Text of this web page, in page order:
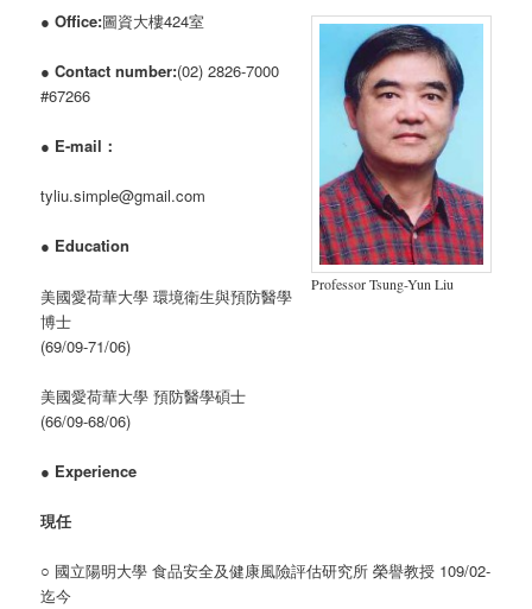
Professor Tsung-Yun Liu
●Office:圖資大樓424室
●Contact number:(02) 2826-7000
#67266
● E-mail：
tyliu.simple@gmail.com
● Education
美國愛荷華大學 環境衛生與預防醫學
博士
(69/09-71/06)
美國愛荷華大學 預防醫學碩士
(66/09-68/06)
● Experience
現任
○ 國立陽明大學 食品安全及健康風險評估研究所 榮譽教授 109/02-
迄今